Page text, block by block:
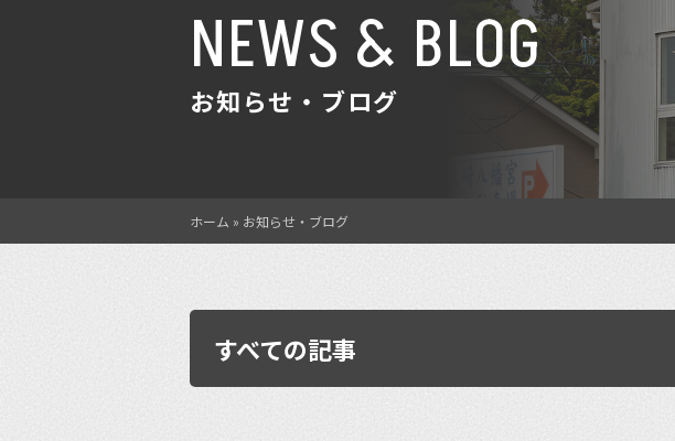
NEWS & BLOG
お知らせ・ブログ
ホーム » お知らせ・ブログ
すべての記事